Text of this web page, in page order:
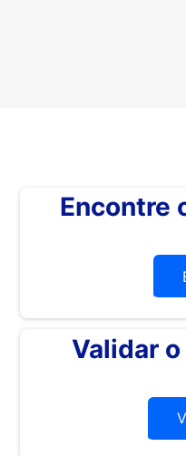
Encontre
Validar o